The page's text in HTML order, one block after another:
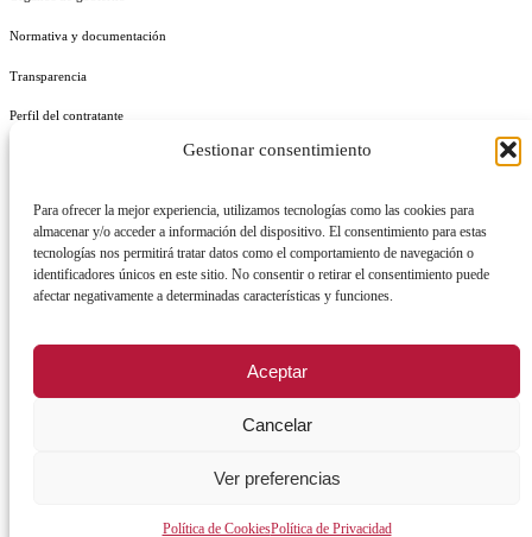
Gestionar consentimiento
Para ofrecer la mejor experiencia, utilizamos tecnologías como las cookies para
almacenar y/o acceder a información del dispositivo. El consentimiento para estas
tecnologías nos permitirá tratar datos como el comportamiento de navegación o
identificadores únicos en este sitio. No consentir o retirar el consentimiento puede
afectar negativamente a determinadas características y funciones.
Aceptar
Cancelar
Ver preferencias
Política de CookiesPolítica de Privacidad
Normativa y documentación
Transparencia
Perfil del contratante
REGISTRO DE ACTIVIDADES DE TRATAMIENTO